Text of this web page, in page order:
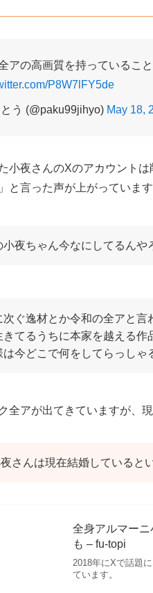
アの高画質を持っているこ
P8W7lFY5de
う (@paku99jihyo) May 18,
小夜さんのXのアカウント
と言った声が上がっています
小夜ちゃん今なにしてるんや
次ぐ逸材とか令和の全アと
きてるうちに本家を越える作
は今どこで何をしてらっしゃ
全アが出てきていますが、
さんは現在結婚していると
全身アルマー
も – fu-topi
2018年にXで話題
ています。